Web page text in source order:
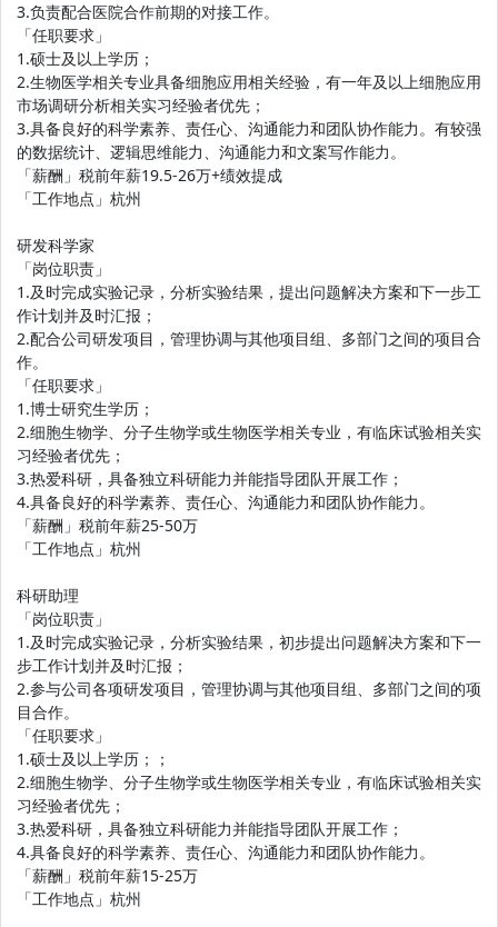
3.负责配合医院合作前期的对接工作。
「任职要求」
1.硕士及以上学历；
2.生物医学相关专业具备细胞应用相关经验，有一年及以上细胞应用
市场调研分析相关实习经验者优先；
3.具备良好的科学素养、责任心、沟通能力和团队协作能力。有较强
的数据统计、逻辑思维能力、沟通能力和文案写作能力。
「薪酬」税前年薪19.5-26万+绩效提成
「工作地点」杭州
研发科学家
「岗位职责」
1.及时完成实验记录，分析实验结果，提出问题解决方案和下一步工
作计划并及时汇报；
2.配合公司研发项目，管理协调与其他项目组、多部门之间的项目合
作。
「任职要求」
1.博士研究生学历；
2.细胞生物学、分子生物学或生物医学相关专业，有临床试验相关实
习经验者优先；
3.热爱科研，具备独立科研能力并能指导团队开展工作；
4.具备良好的科学素养、责任心、沟通能力和团队协作能力。
「薪酬」税前年薪25-50万
「工作地点」杭州
科研助理
「岗位职责」
1.及时完成实验记录，分析实验结果，初步提出问题解决方案和下一
步工作计划并及时汇报；
2.参与公司各项研发项目，管理协调与其他项目组、多部门之间的项
目合作。
「任职要求」
1.硕士及以上学历；；
2.细胞生物学、分子生物学或生物医学相关专业，有临床试验相关实
习经验者优先；
3.热爱科研，具备独立科研能力并能指导团队开展工作；
4.具备良好的科学素养、责任心、沟通能力和团队协作能力。
「薪酬」税前年薪15-25万
「工作地点」杭州